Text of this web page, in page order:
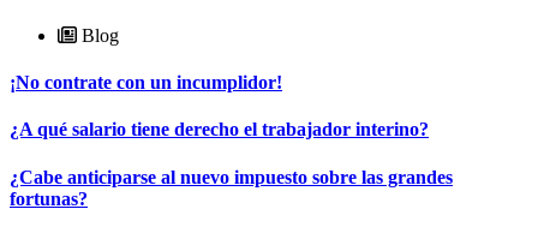
Blog
¡No contrate con un incumplidor!
¿A qué salario tiene derecho el trabajador interino?
¿Cabe anticiparse al nuevo impuesto sobre las grandes
fortunas?